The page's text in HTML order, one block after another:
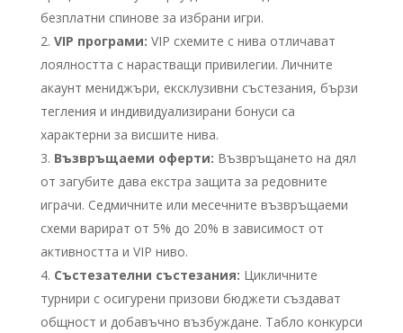
безплатни спинове за избрани игри.
VIP програми: VIP схемите с нива отличават
лоялността с нарастващи привилегии. Личните
акаунт мениджъри, ексклузивни състезания, бързи
тегления и индивидуализирани бонуси са
характерни за висшите нива.
Възвръщаеми оферти: Възвръщането на дял
от загубите дава екстра защита за редовните
играчи. Седмичните или месечните възвръщаеми
схеми варират от 5% до 20% в зависимост от
активността и VIP ниво.
Състезателни състезания: Цикличните
турнири с осигурени призови бюджети създават
общност и добавъчно възбуждане. Табло конкурси